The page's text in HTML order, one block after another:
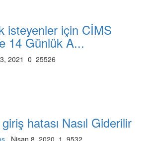
isteyenler için CİMS
14 Günlük A...
2021 0 25526
hatası Nasıl Giderilir